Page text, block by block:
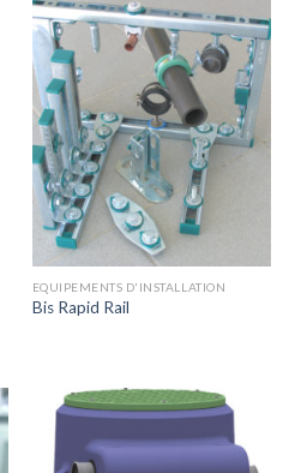
EQUIPEMENTS D'INSTALLATION
Bis Rapid Rail